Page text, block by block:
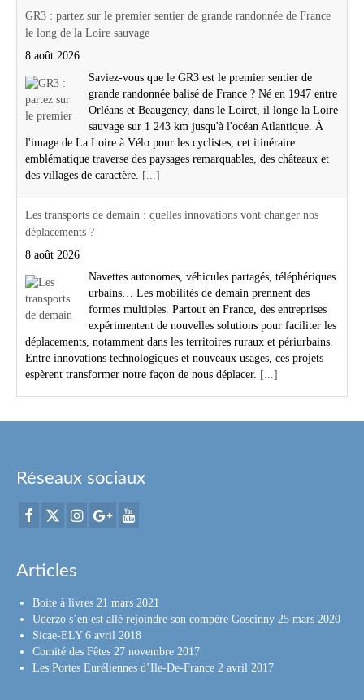
GR3 : partez sur le premier sentier de grande randonnée de France
le long de la Loire sauvage
8 août 2026
Saviez-vous que le GR3 est le premier sentier de
grande randonnée balisé de France ? Né en 1947 entre
Orléans et Beaugency, dans le Loiret, il longe la Loire
sauvage sur 1 243 km jusqu'à l'océan Atlantique. À
l'image de La Loire à Vélo pour les cyclistes, cet itinéraire
emblématique traverse des paysages remarquables, des châteaux et
des villages de caractère. [...]
Les transports de demain : quelles innovations vont changer nos
déplacements ?
8 août 2026
Navettes autonomes, véhicules partagés, téléphériques
urbains… Les mobilités de demain prennent des
formes multiples. Partout en France, des entreprises
expérimentent de nouvelles solutions pour faciliter les
déplacements, notamment dans les territoires ruraux et périurbains.
Entre innovations technologiques et nouveaux usages, ces projets
espèrent transformer notre façon de nous déplacer. [...]
Réseaux sociaux
Articles
Boite à livres 21 mars 2021
Uderzo s’en est allé rejoindre son compère Goscinny 25 mars 2020
Sicae-ELY 6 avril 2018
Comité des Fêtes 27 novembre 2017
Les Portes Euréliennes d’Ile-De-France 2 avril 2017